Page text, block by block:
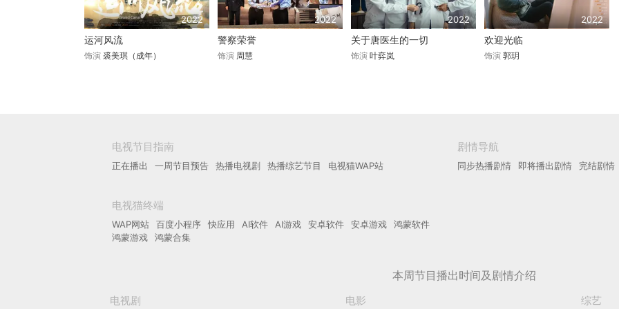
2022
运河风流
饰演 裘美琪（成年）
2022
警察荣誉
饰演 周慧
2022
关于唐医生的一切
饰演 叶弈岚
2022
欢迎光临
饰演 郭玥
电视节目指南
正在播出 一周节目预告 热播电视剧 热播综艺节目 电视猫WAP站
剧情导航
同步热播剧情 即将播出剧情 完结剧情
电视猫终端
WAP网站 百度小程序 快应用 AI软件 AI游戏 安卓软件 安卓游戏
鸿蒙软件
鸿蒙游戏
鸿蒙合集
本周节目播出时间及剧情介绍
电视剧 电影 综艺